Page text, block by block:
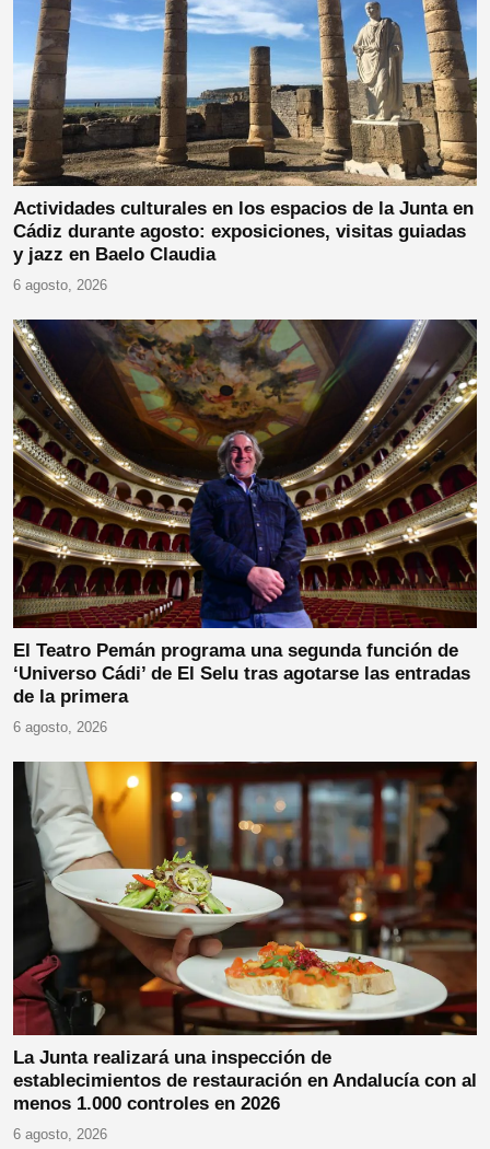
Actividades culturales en los espacios de la Junta en
Cádiz durante agosto: exposiciones, visitas guiadas
y jazz en Baelo Claudia
6 agosto, 2026
El Teatro Pemán programa una segunda función de
‘Universo Cádi’ de El Selu tras agotarse las entradas
de la primera
6 agosto, 2026
La Junta realizará una inspección de
establecimientos de restauración en Andalucía con al
menos 1.000 controles en 2026
6 agosto, 2026